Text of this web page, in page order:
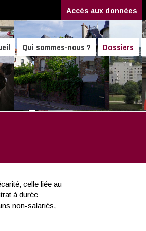
Accès aux données
Qui sommes-nous ? Dossiers
celle liée au
à durée
non-salariés,